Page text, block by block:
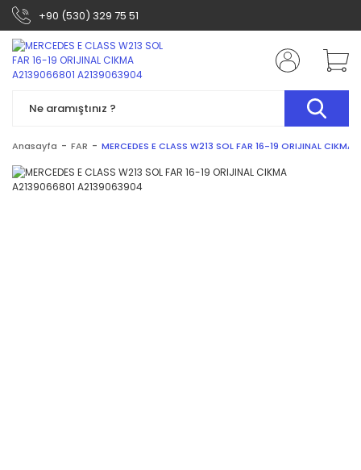
+90 (530) 329 75 51
Anasayfa FAR MERCEDES E CLASS W213 SOL FAR 16-19 ORIJINAL